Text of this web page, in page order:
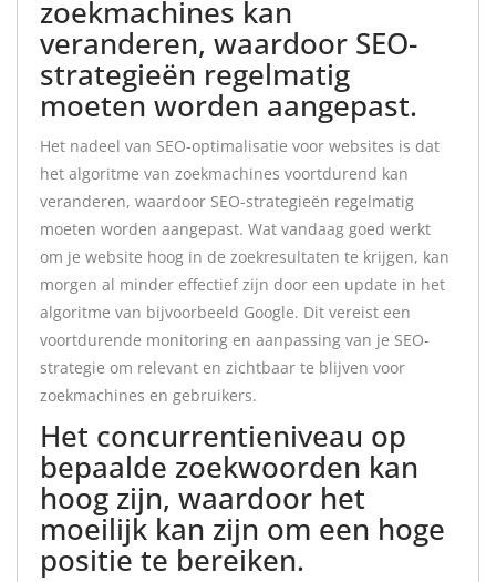
zoekmachines kan
veranderen, waardoor SEO-
strategieën regelmatig
moeten worden aangepast.
Het nadeel van SEO-optimalisatie voor websites is dat
het algoritme van zoekmachines voortdurend kan
veranderen, waardoor SEO-strategieën regelmatig
moeten worden aangepast. Wat vandaag goed werkt
om je website hoog in de zoekresultaten te krijgen, kan
morgen al minder effectief zijn door een update in het
algoritme van bijvoorbeeld Google. Dit vereist een
voortdurende monitoring en aanpassing van je SEO-
strategie om relevant en zichtbaar te blijven voor
zoekmachines en gebruikers.
Het concurrentieniveau op
bepaalde zoekwoorden kan
hoog zijn, waardoor het
moeilijk kan zijn om een hoge
positie te bereiken.